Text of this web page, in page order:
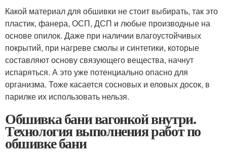
Какой материал для обшивки не стоит выбирать, так это
пластик, фанера, ОСП, ДСП и любые производные на
основе опилок. Даже при наличии влагоустойчивых
покрытий, при нагреве смолы и синтетики, которые
составляют основу связующего вещества, начнут
испаряться. А это уже потенциально опасно для
организма. Тоже касается сосновых и еловых досок, в
парилке их использовать нельзя.
Обшивка бани вагонкой внутри.
Технология выполнения работ по
обшивке бани